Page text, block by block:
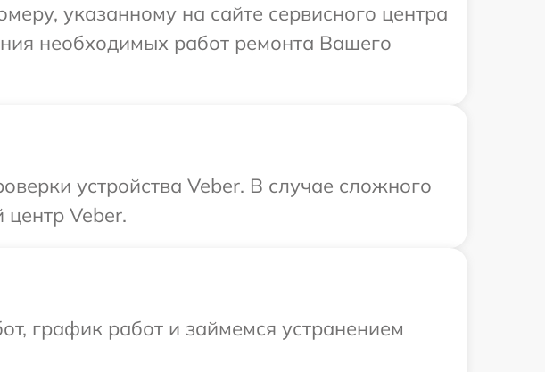
указанному на сайте сервисного центра
необходимых работ ремонта Вашего
устройства Veber. В случае сложного
Veber.
график работ и займемся устранением